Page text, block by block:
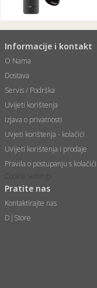
Informacije i kontakt
O Nama
Dostava
Servis / Podrška
Uvijeti korištenja
Izjava o privatnosti
Uvjeti korištenja - kolačići
Uvijeti korištenja i prodaje
Pravila o postupanju s
Cookie settings
Pratite nas
Kontaktirajte nas
D|Store